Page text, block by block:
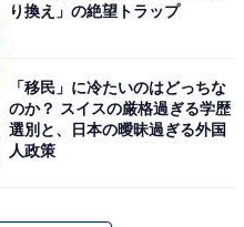
り換え」の絶望トラップ
「移民」に冷たいのはどっちな
のか？ スイスの厳格過ぎる学歴
選別と、日本の曖昧過ぎる外国
人政策